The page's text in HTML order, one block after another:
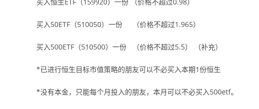
买入50ETF（510050）一份 （价格不超过1.965）
买入500ETF（510500）一份 （价格不超过5.5） （补充）
*已进行恒生目标市值策略的朋友可以不必买入本期1份恒生
*没有本金，只能每个月投入的朋友，本月可以不必买入500etf。